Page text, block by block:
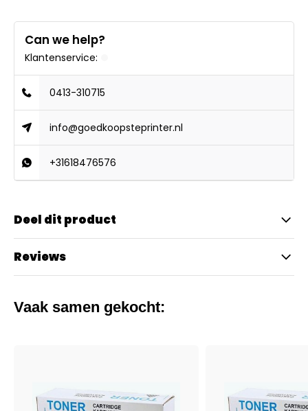
Can we help?
Klantenservice:
0413-310715
info@goedkoopsteprinter.nl
+31618476576
Deel dit product
Reviews
Vaak samen gekocht: